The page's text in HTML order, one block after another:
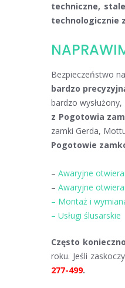
techniczne,
technologicznie
Bezpieczeństwo
bardzo
bardzo
z Pogotowia
zamki Gerda,
Pogotowie
– Awaryjne
– Awaryjne
– Montaż i
– Usługi ślusarskie
Często
roku. Jeśli
277-499.